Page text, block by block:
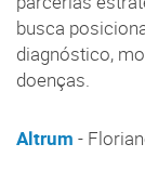
busca
diagnóstico,
doenças.
Altrum -